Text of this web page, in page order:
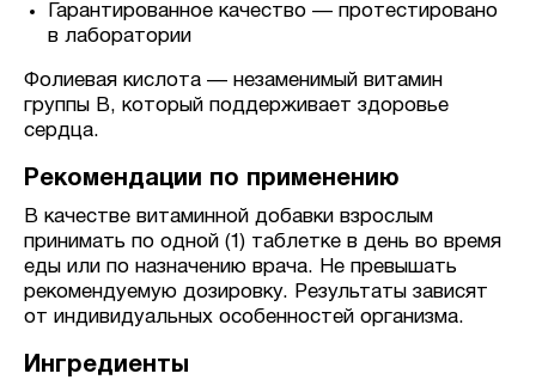
Гарантированное качество — протестировано
в лаборатории
Фолиевая кислота — незаменимый витамин
группы В, который поддерживает здоровье
сердца.
Рекомендации по применению
В качестве витаминной добавки взрослым
принимать по одной (1) таблетке в день во время
еды или по назначению врача. Не превышать
рекомендуемую дозировку. Результаты зависят
от индивидуальных особенностей организма.
Ингредиенты